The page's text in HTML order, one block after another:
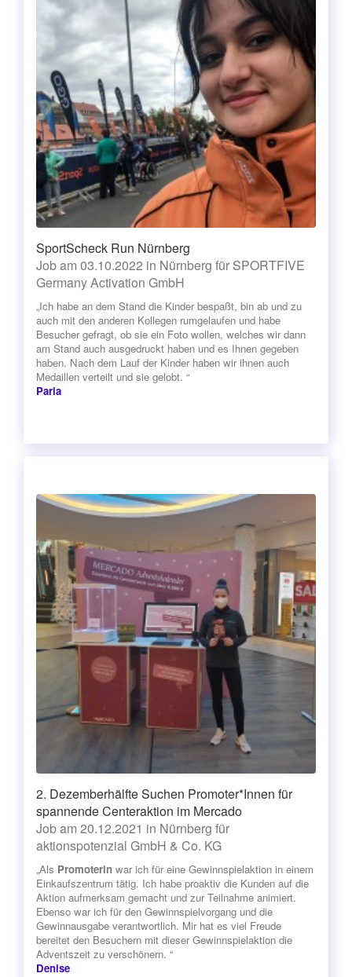
SportScheck Run Nürnberg
Job am 03.10.2022 in Nürnberg für SPORTFIVE
Germany Activation GmbH
„Ich habe an dem Stand die Kinder bespaßt, bin ab und zu
auch mit den anderen Kollegen rumgelaufen und habe
Besucher gefragt, ob sie ein Foto wollen, welches wir dann
am Stand auch ausgedruckt haben und es Ihnen gegeben
haben. Nach dem Lauf der Kinder haben wir ihnen auch
Medaillen verteilt und sie gelobt. “
Paria
2. Dezemberhälfte Suchen Promoter*Innen für
spannende Centeraktion im Mercado
Job am 20.12.2021 in Nürnberg für
aktionspotenzial GmbH & Co. KG
„Als Promoterin war ich für eine Gewinnspielaktion in einem
Einkaufszentrum tätig. Ich habe proaktiv die Kunden auf die
Aktion aufmerksam gemacht und zur Teilnahme animiert.
Ebenso war ich für den Gewinnspielvorgang und die
Gewinnausgabe verantwortlich. Mir hat es viel Freude
bereitet den Besuchern mit dieser Gewinnspielaktion die
Adventszeit zu verschönern. “
Denise